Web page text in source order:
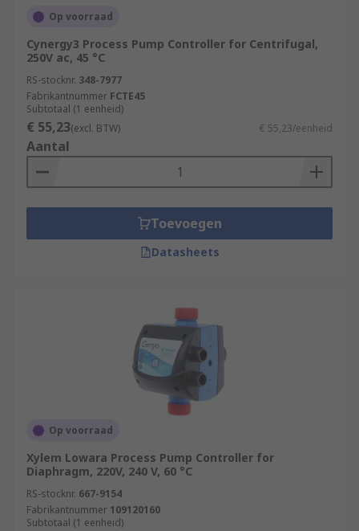
Op voorraad
Cynergy3 Process Pump Controller for Centrifugal,
250V ac, 45 °C
RS-stocknr. 348-7977
Fabrikantnummer FCTE45
Subtotaal (1 eenheid)
€ 55,23(excl. BTW) € 55,23/eenheid
Aantal
Toevoegen
Datasheets
Op voorraad
Xylem Lowara Process Pump Controller for
Diaphragm, 220V, 240 V, 60 °C
RS-stocknr. 667-9154
Fabrikantnummer 109120160
Subtotaal (1 eenheid)